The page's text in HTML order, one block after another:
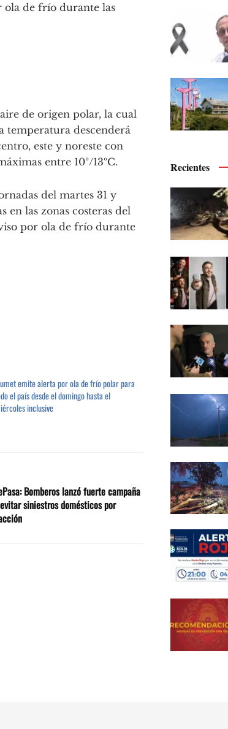
ola de frío durante las
de origen polar, la cual
temperatura descenderá
este y noreste con
entre 10º/13ºC.
del martes 31 y
en las zonas costeras del
por ola de frío durante
emite alerta por ola de frío polar para
el país desde el domingo hasta el
inclusive
Bomberos lanzó fuerte campaña
siniestros domésticos por
Recientes